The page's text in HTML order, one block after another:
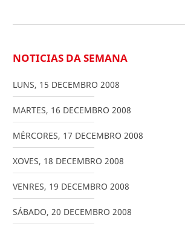
NOTICIAS DA SEMANA
LUNS, 15 DECEMBRO 2008
MARTES, 16 DECEMBRO 2008
MÉRCORES, 17 DECEMBRO 2008
XOVES, 18 DECEMBRO 2008
VENRES, 19 DECEMBRO 2008
SÁBADO, 20 DECEMBRO 2008